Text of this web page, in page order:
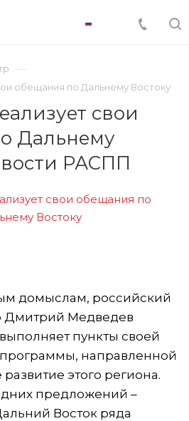
обещания по Дальнему Востоку
свои
Дальнему
РАСПП
домыслам, российский
Дмитрий Медведев
пункты своей
направленной
этого региона.
предложений –
Восток ряда